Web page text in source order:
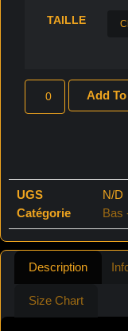
TAILLE
Add
UGS
N/D
Catégorie
Bas
Description
Size Chart